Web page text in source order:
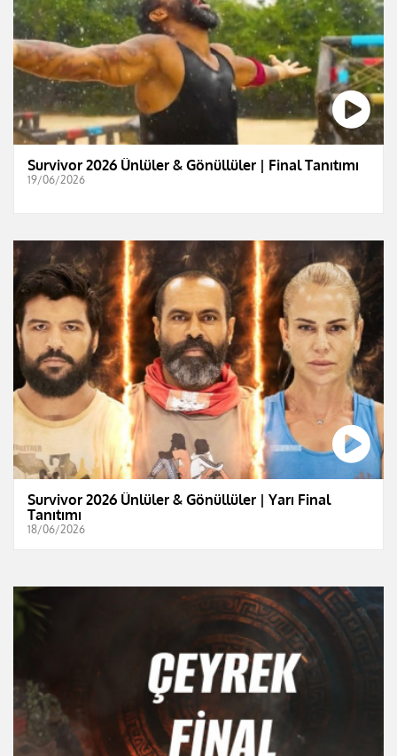
Survivor 2026 Ünlüler & Gönüllüler | Final Tanıtımı
19/06/2026
Survivor 2026 Ünlüler & Gönüllüler | Yarı Final
Tanıtımı
18/06/2026